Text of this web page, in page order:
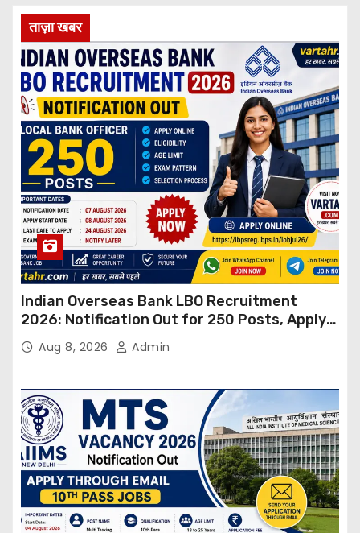
ताज़ा खबर
Indian Overseas Bank LBO Recruitment
2026: Notification Out for 250 Posts, Apply
OnlineAug 8, 2026 Admin